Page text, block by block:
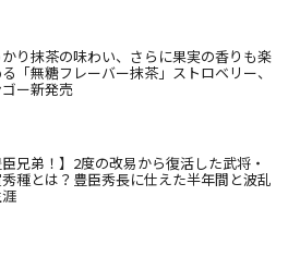
かり抹茶の味わい、さらに果実の香りも楽
る「無糖フレーバー抹茶」ストロベリー、
ー新発売
臣兄弟！】2度の改易から復活した武将・
種とは？豊臣秀長に仕えた半年間と波乱